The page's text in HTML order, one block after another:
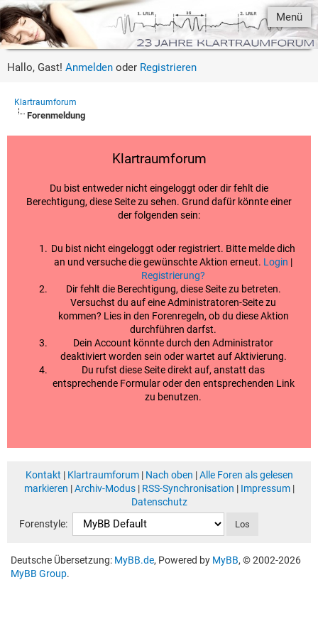
Menü
Hallo, Gast! Anmelden oder Registrieren
Klartraumforum
Forenmeldung
Klartraumforum
Du bist entweder nicht eingeloggt oder dir fehlt die
Berechtigung, diese Seite zu sehen. Grund dafür könnte einer
der folgenden sein:
Du bist nicht eingeloggt oder registriert. Bitte melde dich
an und versuche die gewünschte Aktion erneut. Login |
Registrierung?
Dir fehlt die Berechtigung, diese Seite zu betreten.
Versuchst du auf eine Administratoren-Seite zu
kommen? Lies in den Forenregeln, ob du diese Aktion
durchführen darfst.
Dein Account könnte durch den Administrator
deaktiviert worden sein oder wartet auf Aktivierung.
Du rufst diese Seite direkt auf, anstatt das
entsprechende Formular oder den entsprechenden Link
zu benutzen.
Kontakt | Klartraumforum| Nach oben |Alle Foren als gelesen
markieren |Archiv-Modus| RSS-Synchronisation | Impressum|
Datenschutz
Forenstyle:
Deutsche Übersetzung: MyBB.de, Powered by MyBB, © 2002-2026
MyBB Group.